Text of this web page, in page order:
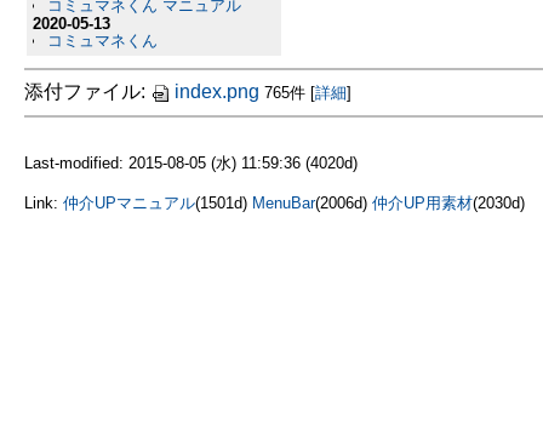
コミュマネくん マニュアル
2020-05-13
コミュマネくん
添付ファイル: index.png 765件 [詳細]
Last-modified: 2015-08-05 (水) 11:59:36 (4020d)
Link: 仲介UPマニュアル(1501d) MenuBar(2006d) 仲介UP用素材(2030d)